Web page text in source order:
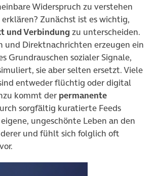
Widerspruch zu verstehen
Zunächst ist es wichtig,
und Verbindung zu unterscheiden.
und Direktnachrichten erzeugen ein
Grundrauschen sozialer Signale,
sie aber selten ersetzt. Viele
entweder flüchtig oder digital
kommt der permanente
sorgfältig kuratierte Feeds
ungeschönte Leben an den
und fühlt sich folglich oft